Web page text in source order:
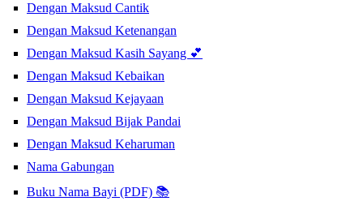
Dengan Maksud Cantik
Dengan Maksud Ketenangan
Dengan Maksud Kasih Sayang 💕
Dengan Maksud Kebaikan
Dengan Maksud Kejayaan
Dengan Maksud Bijak Pandai
Dengan Maksud Keharuman
Nama Gabungan
Buku Nama Bayi (PDF) 📚